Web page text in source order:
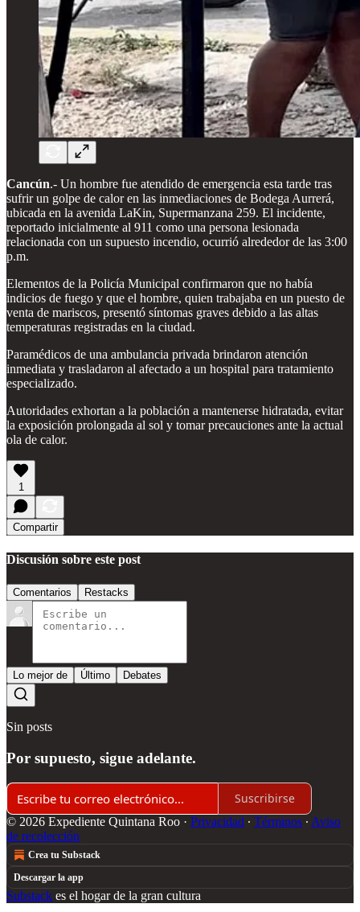
Cancún.- Un hombre fue atendido de emergencia esta tarde tras
sufrir un golpe de calor en las inmediaciones de Bodega Aurrerá,
ubicada en la avenida LaKin, Supermanzana 259. El incidente,
reportado inicialmente al 911 como una persona lesionada
relacionada con un supuesto incendio, ocurrió alrededor de las 3:00
p.m.
Elementos de la Policía Municipal confirmaron que no había
indicios de fuego y que el hombre, quien trabajaba en un puesto de
venta de mariscos, presentó síntomas graves debido a las altas
temperaturas registradas en la ciudad.
Paramédicos de una ambulancia privada brindaron atención
inmediata y trasladaron al afectado a un hospital para tratamiento
especializado.
Autoridades exhortan a la población a mantenerse hidratada, evitar
la exposición prolongada al sol y tomar precauciones ante la actual
ola de calor.
1
Compartir
Discusión sobre este post
Comentarios Restacks
Lo mejor de Último Debates
Sin posts
Por supuesto, sigue adelante.
Suscribirse
© 2026 Expediente Quintana Roo · Privacidad ∙ Términos ∙ Aviso
de recolección
Crea tu Substack
Descargar la app
Substack es el hogar de la gran cultura